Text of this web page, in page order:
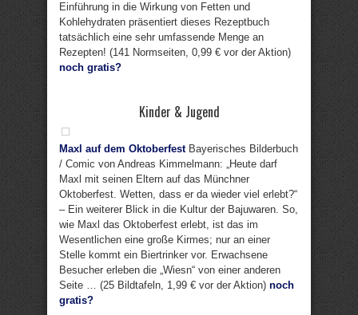
Einführung in die Wirkung von Fetten und
Kohlehydraten präsentiert dieses Rezeptbuch
tatsächlich eine sehr umfassende Menge an
Rezepten! (141 Normseiten, 0,99 € vor der Aktion)
noch gratis?
Kinder & Jugend
Maxl auf dem OktoberfestBayerisches Bilderbuch
/ Comic von Andreas Kimmelmann: „Heute darf
Maxl mit seinen Eltern auf das Münchner
Oktoberfest. Wetten, dass er da wieder viel erlebt?“
– Ein weiterer Blick in die Kultur der Bajuwaren. So,
wie Maxl das Oktoberfest erlebt, ist das im
Wesentlichen eine große Kirmes; nur an einer
Stelle kommt ein Biertrinker vor. Erwachsene
Besucher erleben die „Wiesn“ von einer anderen
Seite … (25 Bildtafeln, 1,99 € vor der Aktion) noch
gratis?